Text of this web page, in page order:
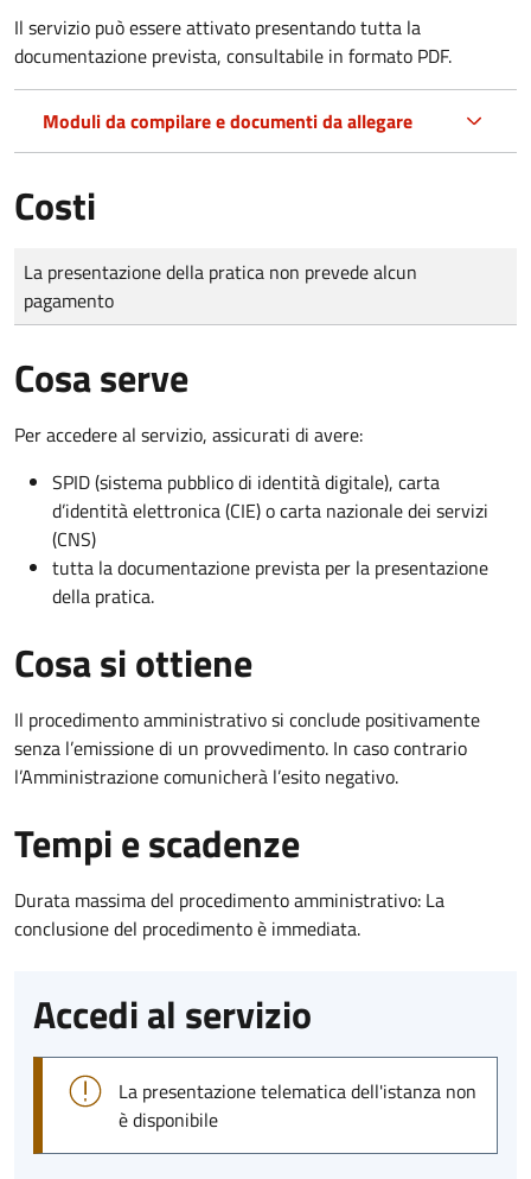
Il servizio può essere attivato presentando tutta la
documentazione prevista, consultabile in formato PDF.
Moduli da compilare e documenti da allegare
Costi
Tipo di pagamento
Importo
La presentazione della pratica non prevede alcun
pagamento
Cosa serve
Per accedere al servizio, assicurati di avere:
SPID (sistema pubblico di identità digitale), carta
d’identità elettronica (CIE) o carta nazionale dei servizi
(CNS)
tutta la documentazione prevista per la presentazione
della pratica.
Cosa si ottiene
Il procedimento amministrativo si conclude positivamente
senza l’emissione di un provvedimento. In caso contrario
l’Amministrazione comunicherà l’esito negativo.
Tempi e scadenze
Durata massima del procedimento amministrativo: La
conclusione del procedimento è immediata.
Accedi al servizio
La presentazione telematica dell'istanza non
è disponibile